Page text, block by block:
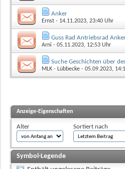
Anker
Ernst - 14.11.2023, 23:40 Uhr
Guss Rad Antriebsrad
Arni - 05.11.2023, 12:53 Uhr
Suche Geschichten über
MLK - Lübbecke - 05.09.2023,
Anzeige-Eigenschaften
Alter Sortiert nach
Symbol-Legende